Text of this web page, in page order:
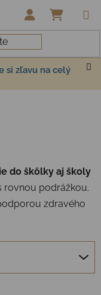
si zľavu na celý
do škôlky aj školy
rovnou podrážkou.
zdravého